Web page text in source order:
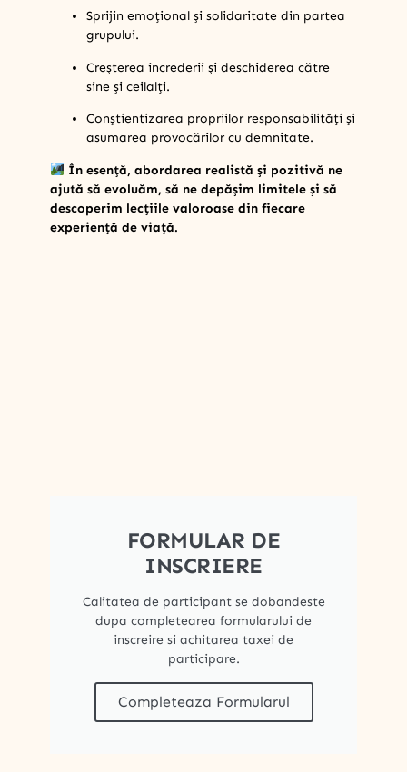
Sprijin emoțional și solidaritate din partea
grupului.
Creșterea încrederii și deschiderea către
sine și ceilalți.
Conștientizarea propriilor responsabilități și
asumarea provocărilor cu demnitate.
În esență, abordarea realistă și pozitivă ne
ajută să evoluăm, să ne depășim limitele și să
descoperim lecțiile valoroase din fiecare
experiență de viață.
FORMULAR DE
INSCRIERE
Calitatea de participant se dobandeste
dupa completearea formularului de
inscreire si achitarea taxei de
participare.
Completeaza Formularul